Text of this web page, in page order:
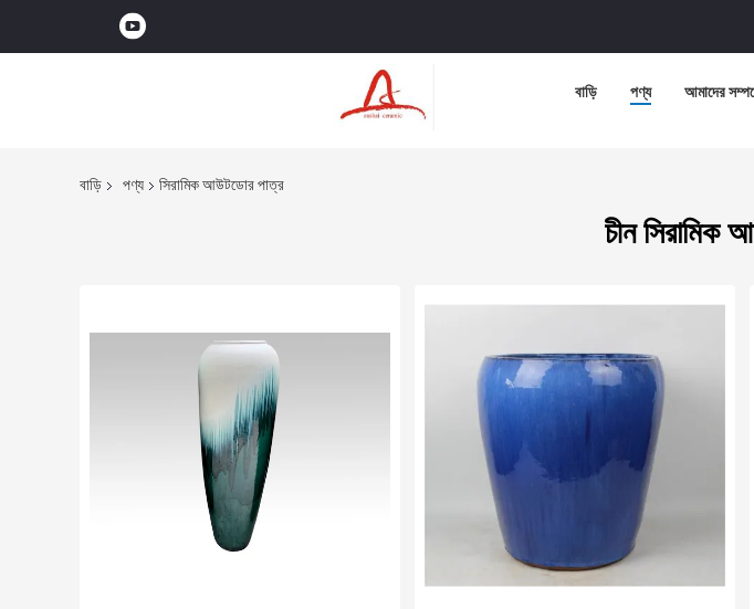
বাড়ি পণ্য আমাদের
বাড়ি পণ্য সিরামিক আউটডোর পাত্র
চীন সিরামিক